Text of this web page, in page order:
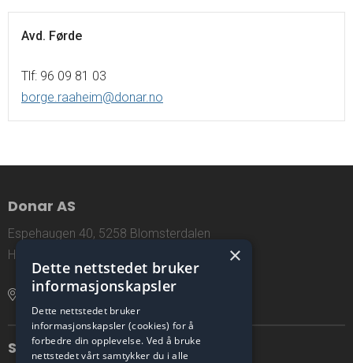
Avd. Førde
Tlf: 96 09 81 03
borge.raaheim@donar.no
Donar AS
Espehaugen 40, 5258 Blomsterdalen
Hordaland, Norway
Åpne lokasjon i Google Maps
Sosiale medier
×
Dette nettstedet bruker
informasjonskapsler
Dette nettstedet bruker
informasjonskapsler (cookies) for å
forbedre din opplevelse. Ved å bruke
nettstedet vårt samtykker du i alle